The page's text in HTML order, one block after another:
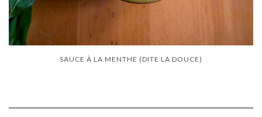
SAUCE À LA MENTHE (DITE LA DOUCE)